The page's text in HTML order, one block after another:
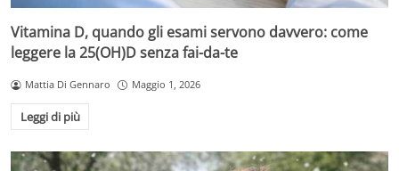
Vitamina D, quando gli esami servono davvero: come
leggere la 25(OH)D senza fai-da-te
Mattia Di Gennaro Maggio 1, 2026
Leggi di più